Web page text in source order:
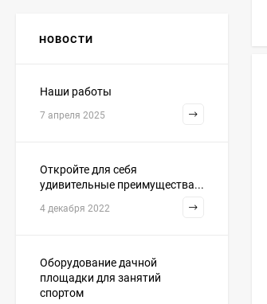
НОВОСТИ
Наши работы
7 апреля 2025
Откройте для себя
удивительные преимущества...
4 декабря 2022
Оборудование дачной
площадки для занятий
спортом